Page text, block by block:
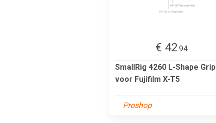
€ 42.94
SmallRig 4260 L-Shape Grip
voor Fujifilm X-T5
Proshop